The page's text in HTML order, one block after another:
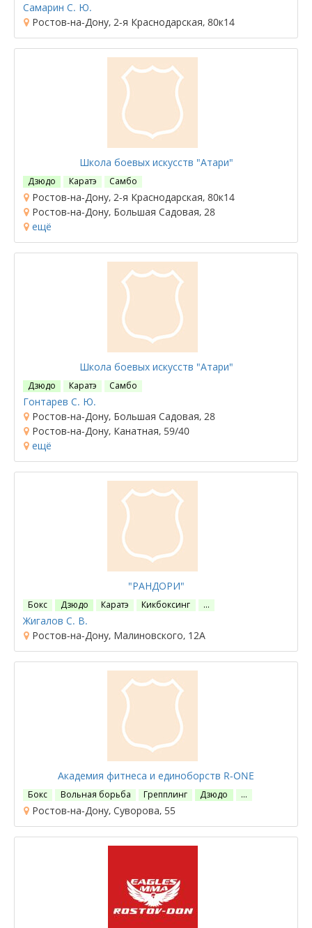
Самарин С. Ю.
Ростов-на-Дону, 2-я Краснодарская, 80к14
Школа боевых искусств "Атари"
Дзюдо Каратэ Самбо
Ростов-на-Дону, 2-я Краснодарская, 80к14
Ростов-на-Дону, Большая Садовая, 28
ещё
Школа боевых искусств "Атари"
Дзюдо Каратэ Самбо
Гонтарев С. Ю.
Ростов-на-Дону, Большая Садовая, 28
Ростов-на-Дону, Канатная, 59/40
ещё
"РАНДОРИ"
Бокс Дзюдо Каратэ Кикбоксинг …
Жигалов С. В.
Ростов-на-Дону, Малиновского, 12А
Академия фитнеса и единоборств R-ONE
Бокс Вольная борьба Грепплинг Дзюдо …
Ростов-на-Дону, Суворова, 55